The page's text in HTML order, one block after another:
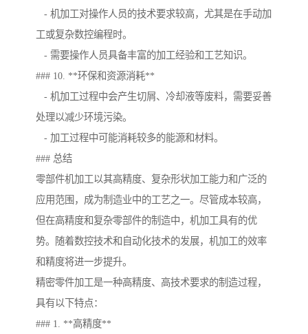
- 机加工对操作人员的技术要求较高，尤其是在手动加
工或复杂数控编程时。
- 需要操作人员具备丰富的加工经验和工艺知识。
### 10. **环保和资源消耗**
- 机加工过程中会产生切屑、冷却液等废料，需要妥善
处理以减少环境污染。
- 加工过程中可能消耗较多的能源和材料。
### 总结
零部件机加工以其高精度、复杂形状加工能力和广泛的
应用范围，成为制造业中的工艺之一。尽管成本较高，
但在高精度和复杂零部件的制造中，机加工具有的优
势。随着数控技术和自动化技术的发展，机加工的效率
和精度将进一步提升。
精密零件加工是一种高精度、高技术要求的制造过程，
具有以下特点：
### 1. **高精度**